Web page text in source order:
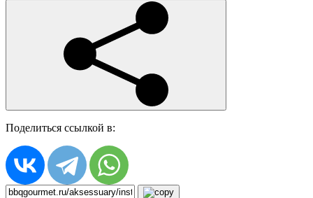
Поделиться ссылкой в: